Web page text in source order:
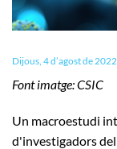
Dijous, 4 d’agost de 2022
Font imatge: CSIC
Un macroestudi
d'investigadors